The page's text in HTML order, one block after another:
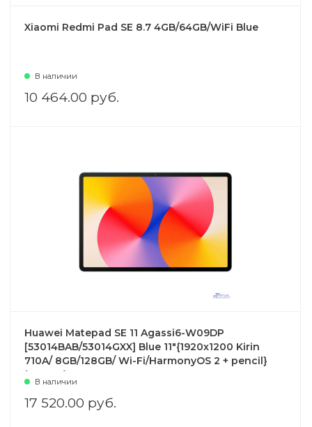
Xiaomi Redmi Pad SE 8.7 4GB/64GB/WiFi Blue
В наличии
10 464.00 руб.
Huawei Matepad SE 11 Agassi6-W09DP
[53014BAB/53014GXX] Blue 11"{1920x1200 Kirin
710A/ 8GB/128GB/ Wi-Fi/HarmonyOS 2 + pencil}
(125270)
В наличии
17 520.00 руб.